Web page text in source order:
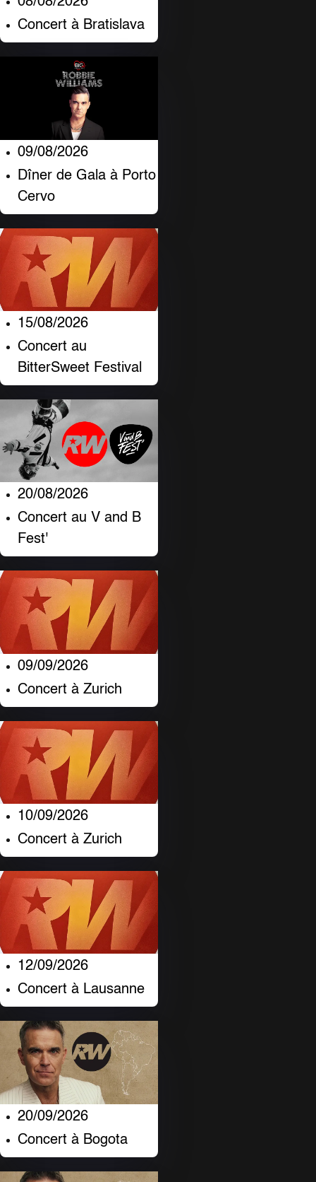
Concert à Bratislava
09/08/2026
Dîner de Gala à Porto
Cervo
15/08/2026
Concert au
BitterSweet Festival
20/08/2026
Concert au V and B
Fest'
09/09/2026
Concert à Zurich
10/09/2026
Concert à Zurich
12/09/2026
Concert à Lausanne
20/09/2026
Concert à Bogota